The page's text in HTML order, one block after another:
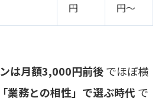
円
円〜
は月額3,000円前後でほぼ横
業務との相性」で選ぶ時代 で